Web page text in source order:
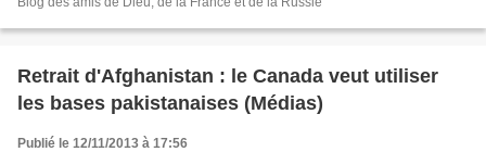
Retrait d'Afghanistan : le Canada veut utiliser
les bases pakistanaises (Médias)
Publié le 12/11/2013 à 17:56